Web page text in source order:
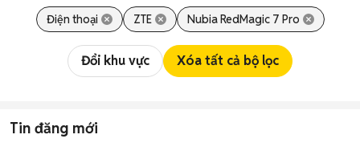
Điện thoại ZTE Nubia RedMagic 7 Pro
Đổi khu vực Xóa tất cả bộ lọc
Tin đăng mới